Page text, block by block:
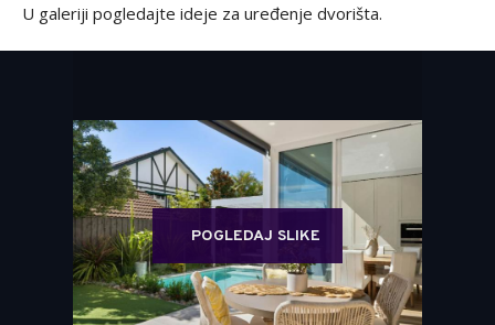
U galeriji pogledajte ideje za uređenje dvorišta.
POGLEDAJ SLIKE